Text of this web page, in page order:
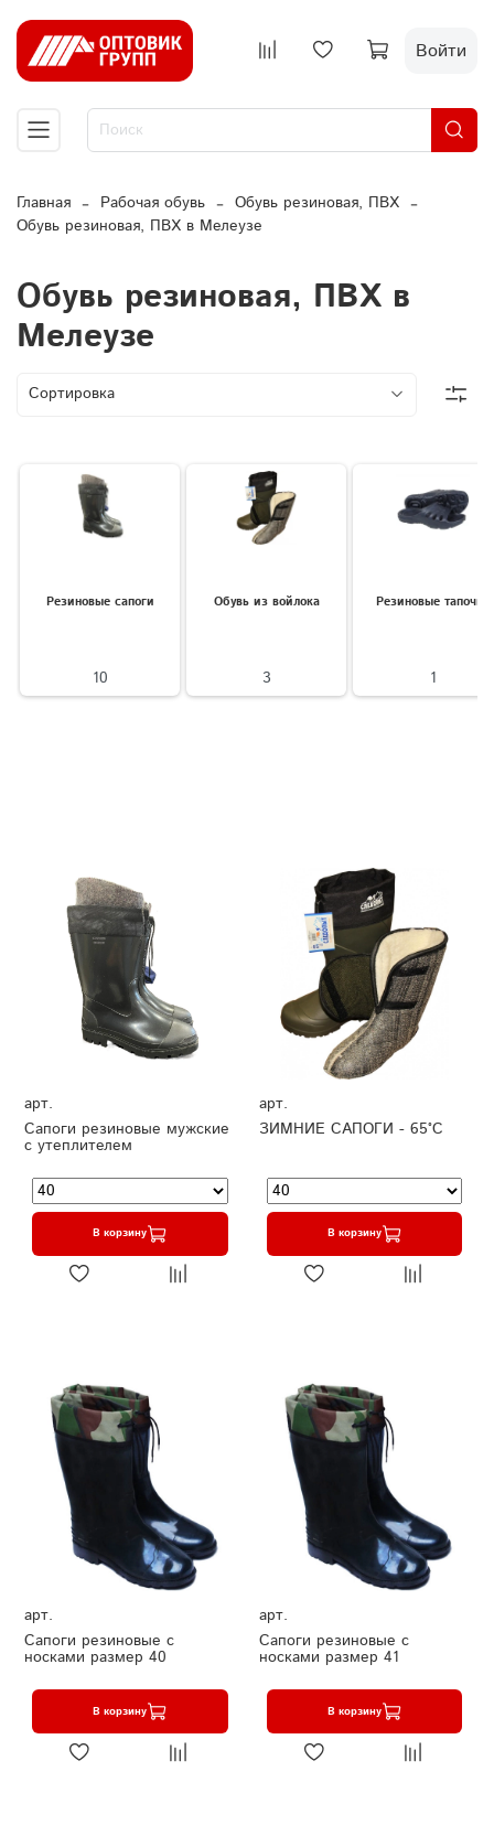
Войти
Главная Рабочая обувь
Обувь резиновая, ПВХ
Обувь резиновая, ПВХ в Мелеузе
Обувь резиновая, ПВХ в
Мелеузе
Резиновые сапоги
10
Обувь из войлока
3
Резиновые тапочки
1
арт.
Сапоги резиновые мужские
с утеплителем
В корзину
арт.
ЗИМНИЕ САПОГИ - 65°C
В корзину
арт.
Сапоги резиновые с
носками размер 40
В корзину
арт.
Сапоги резиновые с
носками размер 41
В корзину